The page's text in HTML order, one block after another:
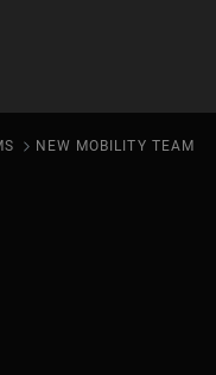
NEW MOBILITY TEAM